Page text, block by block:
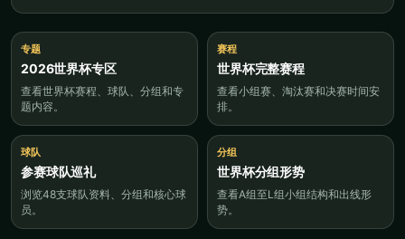
专题
2026世界杯专区
查看世界杯赛程、球队、分组和专
题内容。
赛程
世界杯完整赛程
查看小组赛、淘汰赛和决赛时间安
排。
球队
参赛球队巡礼
浏览48支球队资料、分组和核心球
员。
分组
世界杯分组形势
查看A组至L组小组结构和出线形
势。